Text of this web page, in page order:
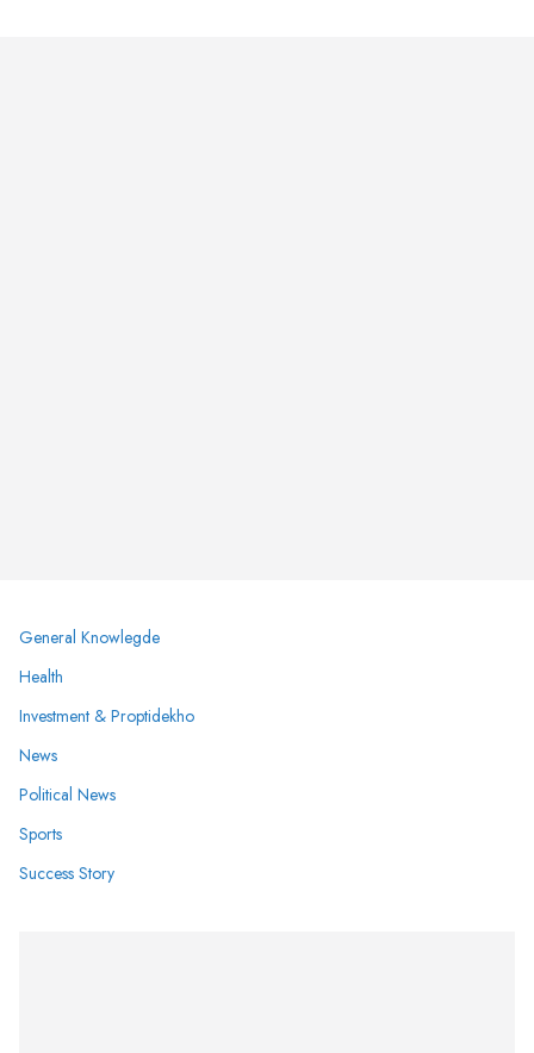
General Knowlegde
Health
Investment & Proptidekho
News
Political News
Sports
Success Story